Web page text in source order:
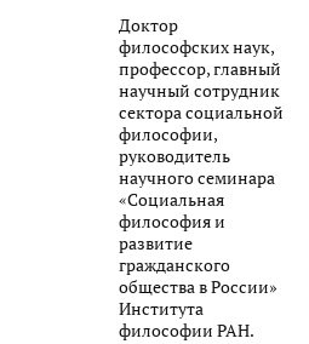
Доктор
философских наук,
профессор, главный
научный сотрудник
сектора социальной
философии,
руководитель
научного семинара
«Социальная
философия и
развитие
гражданского
общества в России»
Института
философии РАН.